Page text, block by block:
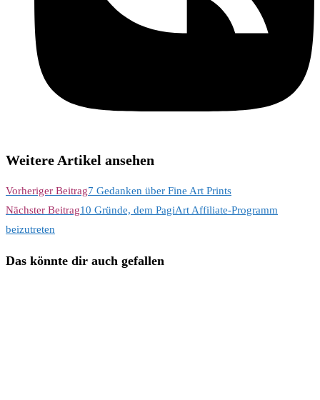
Weitere Artikel ansehen
Vorheriger Beitrag7 Gedanken über Fine Art Prints
Nächster Beitrag10 Gründe, dem PagiArt Affiliate-Programm
beizutreten
Das könnte dir auch gefallen